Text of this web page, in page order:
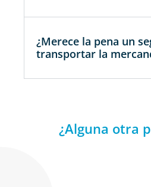
¿Merece la pena un
transportar la
¿Alguna otra